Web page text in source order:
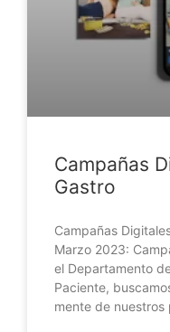
Campañas
Gastro
Campañas
Marzo 2023:
el Departamento
Paciente,
mente de